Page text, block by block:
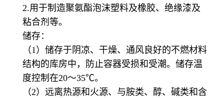
2.用于制造聚氨酯泡沫塑料及橡胶、绝缘漆及
粘合剂等。
储存：
（1）储存于阴凉、干燥、通风良好的不燃材料
结构的库房中，防止容器受损和受潮。储存温
度控制在20～35℃。
（2）远离热源和火源、与胺类、醇、碱类和含